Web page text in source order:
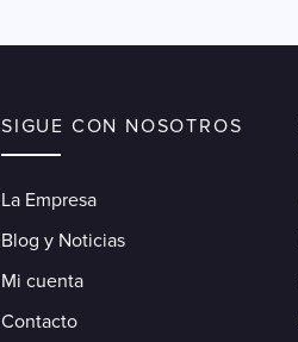
SIGUE CON NOSOTROS
La Empresa
Blog y Noticias
Mi cuenta
Contacto